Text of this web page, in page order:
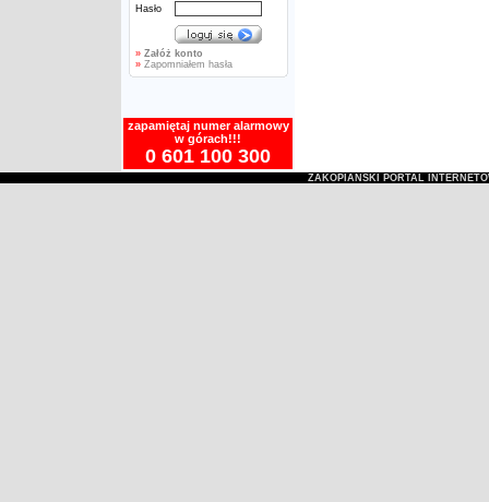
Hasło
» Załóż konto
»Zapomniałem hasła
zapamiętaj numer alarmowy
w górach!!!
0 601 100 300
ZAKOPIAŃSKI PORTAL